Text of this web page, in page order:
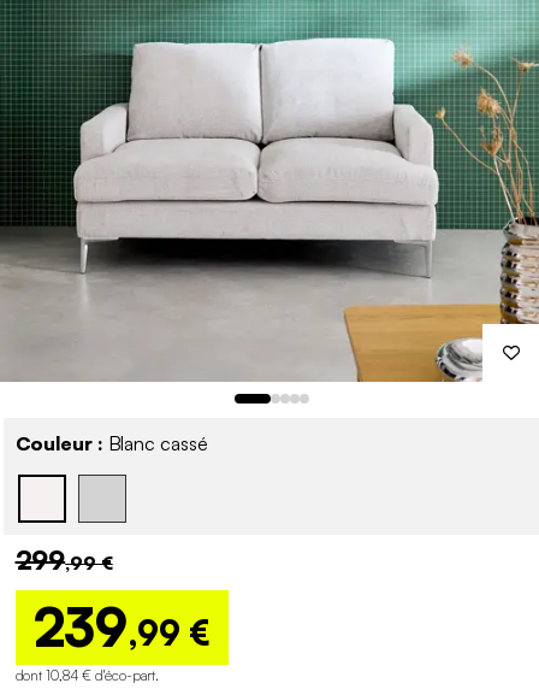
Couleur : Blanc cassé
299,99 €
239,99 €
dont 10,84 € d'éco-part.